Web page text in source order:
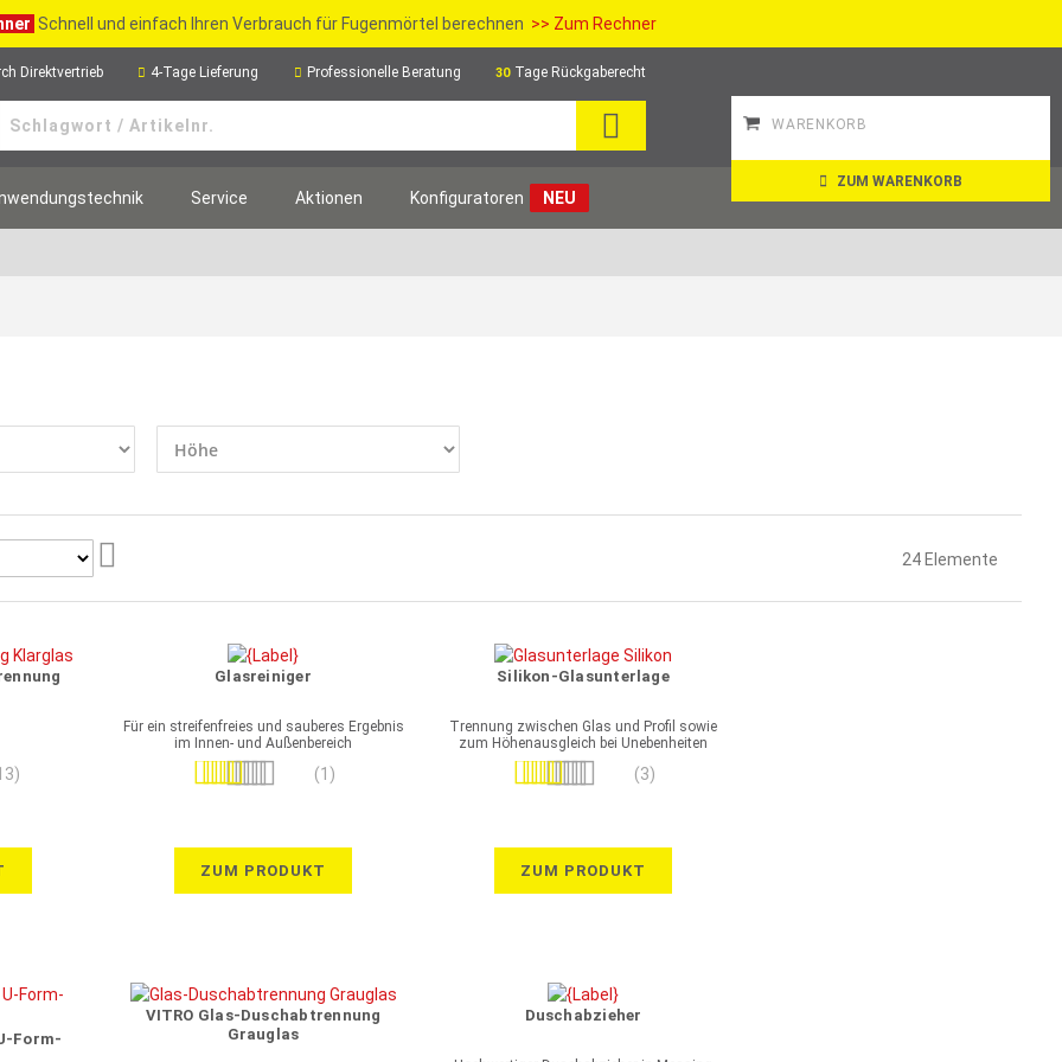
Schnell und einfach Ihren Verbrauch für Fugenmörtel berechnen >> Zum Rechner
Direktvertrieb 4-Tage Lieferung Professionelle Beratung 30 Tage Rückgaberecht
WARENKORB
ZUM WARENKORB
Service Aktionen Konfiguratoren NEU
24 Elemente
Glasreiniger
Für ein streifenfreies und sauberes Ergebnis
im Innen- und Außenbereich
Bewertung:
(1)
ZUM PRODUKT
Silikon-Glasunterlage
Trennung zwischen Glas und Profil sowie
zum Höhenausgleich bei Unebenheiten
Bewertung:
(3)
ZUM PRODUKT
Form-
VITRO Glas-Duschabtrennung
Grauglas
Duschabzieher